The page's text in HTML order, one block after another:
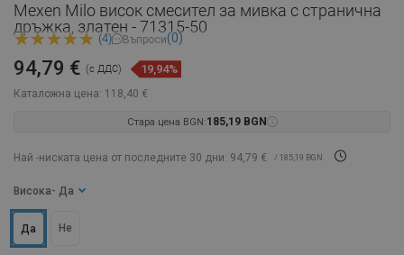
Mexen Milo висок смесител за мивка с странична
дръжка, златен - 71315-50
(4) Въпроси(0)
Каталожна цена: 118,40 €
94,79 € (с ДДС) 19,94%
Стара цена BGN:185,19 BGN
Най -ниската цена от последните 30 дни: 94,79 € / 185,19 BGN
Висока - Да
Да Не